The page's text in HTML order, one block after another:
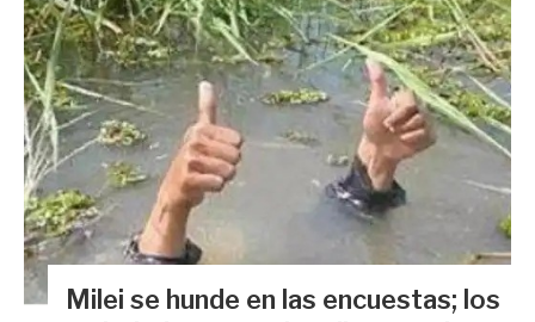
Milei se hunde en las encuestas; los